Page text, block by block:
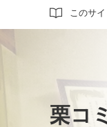
このサ
サイト内検
栗コ